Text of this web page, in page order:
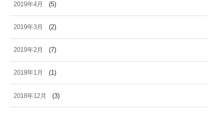
2019年4月 (5)
2019年3月 (2)
2019年2月 (7)
2019年1月 (1)
2018年12月 (3)